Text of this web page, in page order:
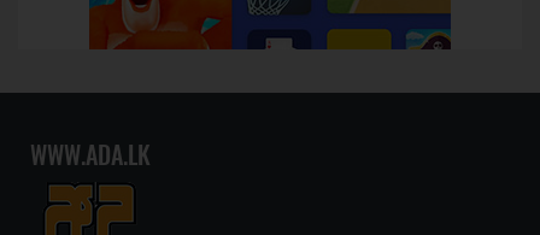
WWW.ADA.LK